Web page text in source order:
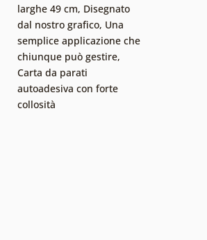
larghe 49 cm, Disegnato
dal nostro grafico, Una
semplice applicazione che
chiunque può gestire,
Carta da parati
autoadesiva con forte
collosità